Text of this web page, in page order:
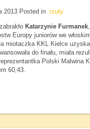
2013 Posted in rzuty
Katarzynie Furmanek
Europy juniorów we
miotaczka KKL Kielce
do finału, miała
Polski Malwina
60,43.